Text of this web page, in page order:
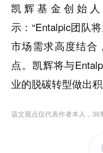
凯辉基金创始
示：“Entalpic团队
市场需求高度结合
点。凯辉将与
业的脱碳转型做出
该文观点仅代表作者本人，36